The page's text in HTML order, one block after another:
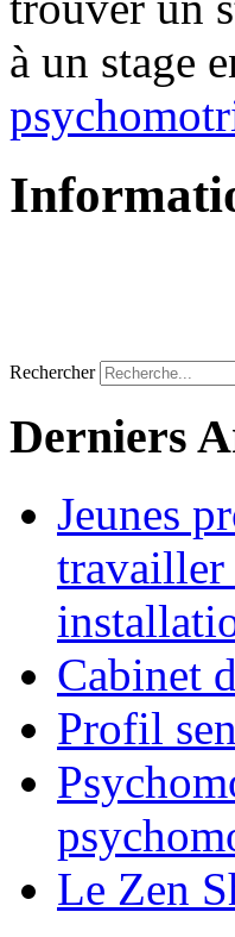
à un stage
Rechercher
Derniers
Jeunes
Cabinet
Profil
Le Zen